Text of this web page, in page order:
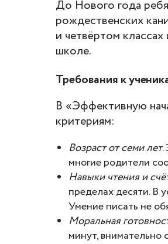
До Нового года
рождественских
и четвёртом
школе.
Требования к
В «Эффективную
критериям:
Возраст от семи лет.
многие родители
Навыки чтения и
пределах десяти. В
Умение писать не
Моральная
минут, внимательно